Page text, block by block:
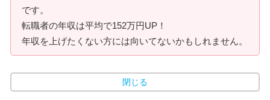
です。
転職者の年収は平均で152万円UP！
年収を上げたくない方には向いてないかもしれません。
閉じる